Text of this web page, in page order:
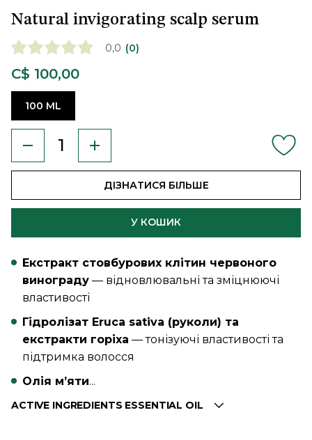
Natural invigorating scalp serum
0,0 (0)
C$ 100,00
100 ML
У КОШИК
ДІЗНАТИСЯ БІЛЬШЕ
Екстракт стовбурових клітин червоного
винограду — відновлювальні та зміцнюючі
властивості
Гідролізат Eruca sativa (руколи) та
екстракти горіха — тонізуючі властивості та
підтримка волосся
Олія м’яти...
ACTIVE INGREDIENTS ESSENTIAL OIL